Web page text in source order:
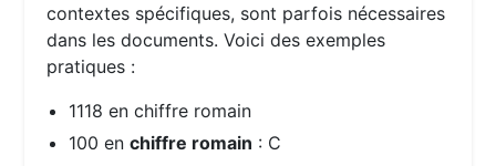
contextes spécifiques, sont parfois nécessaires
dans les documents. Voici des exemples
pratiques :
1118 en chiffre romain
100 enchiffre romain : C